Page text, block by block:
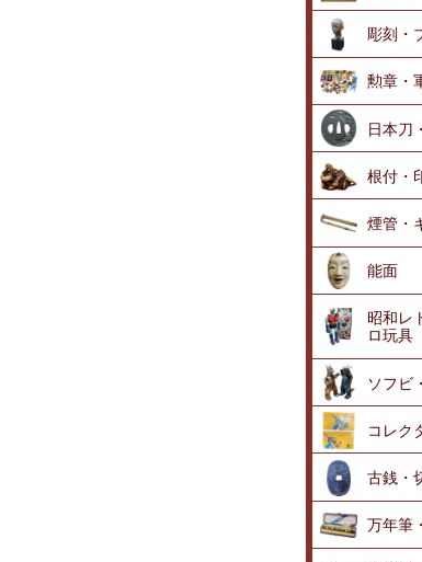
彫刻・
勲章・
日本刀
根付・
煙管・
能面
昭和レ
ロ玩具
ソフビ
コレク
古銭・
万年筆